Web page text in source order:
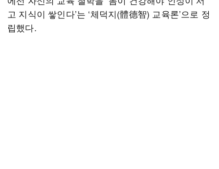
고 지식이 쌓인다’는 ‘체덕지(體德智) 교육론’으로 정
립했다.